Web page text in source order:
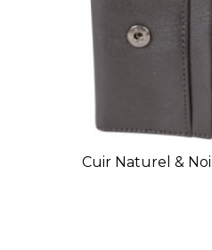
Cuir Naturel &